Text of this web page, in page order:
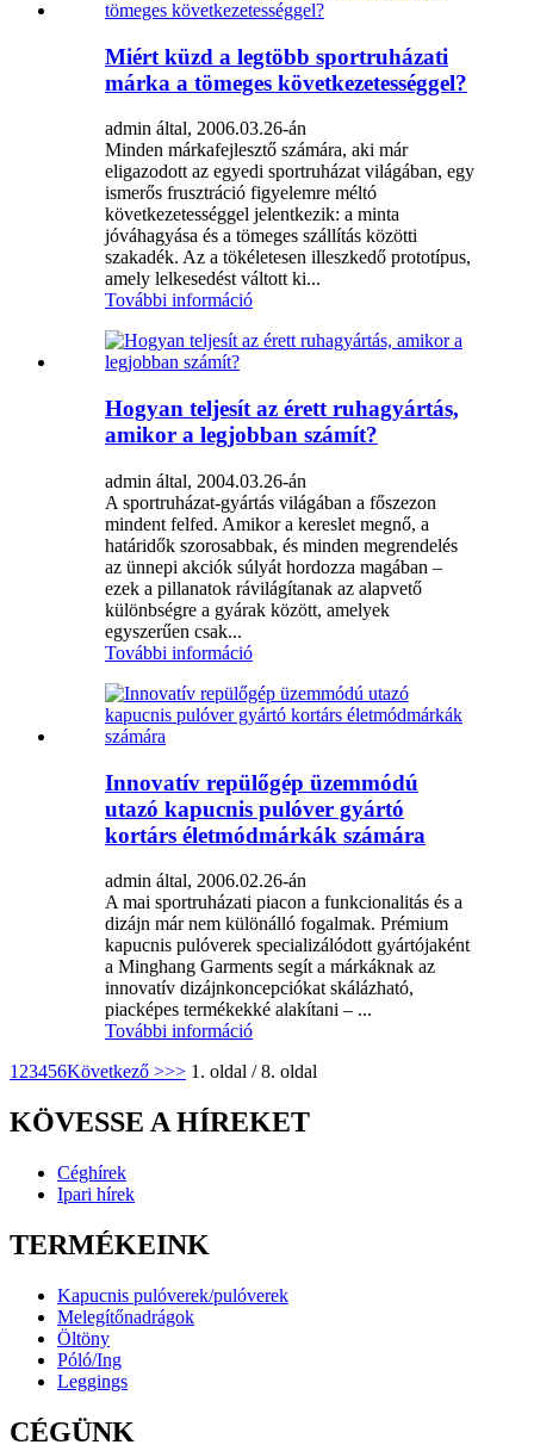
Miért küzd a legtöbb sportruházati
márka a tömeges következetességgel?
admin által, 2006.03.26-án
Minden márkafejlesztő számára, aki már
eligazodott az egyedi sportruházat világában, egy
ismerős frusztráció figyelemre méltó
következetességgel jelentkezik: a minta
jóváhagyása és a tömeges szállítás közötti
szakadék. Az a tökéletesen illeszkedő prototípus,
amely lelkesedést váltott ki...
További információ
Hogyan teljesít az érett ruhagyártás,
amikor a legjobban számít?
admin által, 2004.03.26-án
A sportruházat-gyártás világában a főszezon
mindent felfed. Amikor a kereslet megnő, a
határidők szorosabbak, és minden megrendelés
az ünnepi akciók súlyát hordozza magában –
ezek a pillanatok rávilágítanak az alapvető
különbségre a gyárak között, amelyek
egyszerűen csak...
További információ
Innovatív repülőgép üzemmódú
utazó kapucnis pulóver gyártó
kortárs életmódmárkák számára
admin által, 2006.02.26-án
A mai sportruházati piacon a funkcionalitás és a
dizájn már nem különálló fogalmak. Prémium
kapucnis pulóverek specializálódott gyártójaként
a Minghang Garments segít a márkáknak az
innovatív dizájnkoncepciókat skálázható,
piacképes termékekké alakítani – ...
További információ
1 23456Következő >>> 1. oldal / 8. oldal
KÖVESSE A HÍREKET
Céghírek
Ipari hírek
TERMÉKEINK
Kapucnis pulóverek/pulóverek
Melegítőnadrágok
Öltöny
Póló/Ing
Leggings
CÉGÜNK